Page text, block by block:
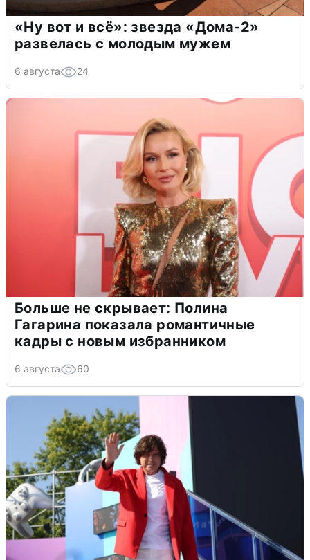
«Ну вот и всё»: звезда «Дома-2»
развелась с молодым мужем
6 августа 24
Больше не скрывает: Полина
Гагарина показала романтичные
кадры с новым избранником
6 августа 60